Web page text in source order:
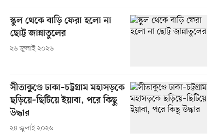
স্কুল থেকে বাড়ি ফেরা হলো না
ছোট্ট জান্নাতুলের
২৬ জুলাই ২০২৬
সীতাকুণ্ডে ঢাকা–চট্টগ্রাম মহাসড়কে
ছড়িয়ে–ছিটিয়ে ইয়াবা, পরে কিছু
উদ্ধার
২৪ জুলাই ২০২৬